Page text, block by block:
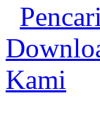
Kami